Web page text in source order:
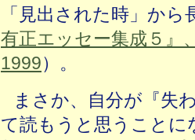
「見出された時」か
有正エッセー集成５』
1999）。
まさか、自分が『失
て読もうと思うこと